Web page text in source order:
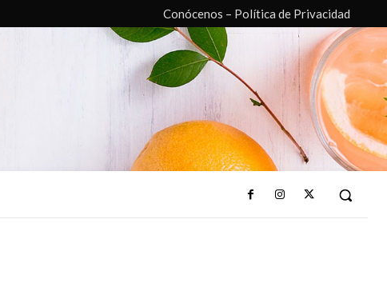
Conócenos – Política de Privacidad